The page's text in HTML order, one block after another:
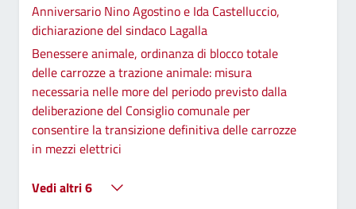
Anniversario Nino Agostino e Ida Castelluccio,
dichiarazione del sindaco Lagalla
Benessere animale, ordinanza di blocco totale
delle carrozze a trazione animale: misura
necessaria nelle more del periodo previsto dalla
deliberazione del Consiglio comunale per
consentire la transizione definitiva delle carrozze
in mezzi elettrici
Vedi altri 6